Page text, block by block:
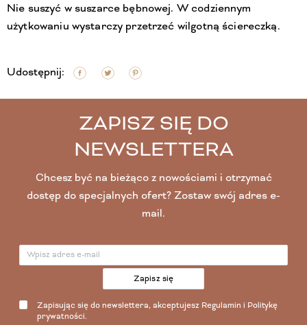
Nie suszyć w suszarce bębnowej. W codziennym
użytkowaniu wystarczy przetrzeć wilgotną ściereczką.
Udostępnij:
ZAPISZ SIĘ DO
NEWSLETTERA
Chcesz być na bieżąco z nowościami i otrzymać
dostęp do specjalnych ofert? Zostaw swój adres e-
mail.
Zapisz się
Zapisując się do newslettera, akceptujesz Regulamin i Politykę
prywatności.